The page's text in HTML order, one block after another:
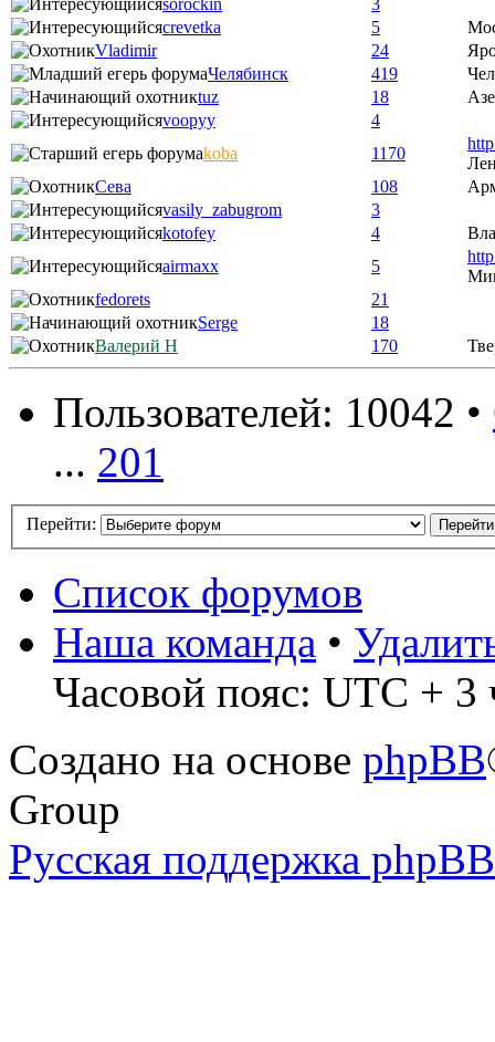
sorockin
3
crevetka
5
Vladimir
24
Челябинск
419
tuz
18
voopyy
4
koba
1170
Сева
108
vasily_zabugrom
3
kotofey
4
airmaxx
5
fedorets
21
Serge
18
Валерий Н
170
Пользователей: 10042 •
... 201
Перейти:
Список форумов
Наша команда •
Часовой пояс: UTC + 3
Создано на основе phpBB
Group
Русская поддержка phpBB